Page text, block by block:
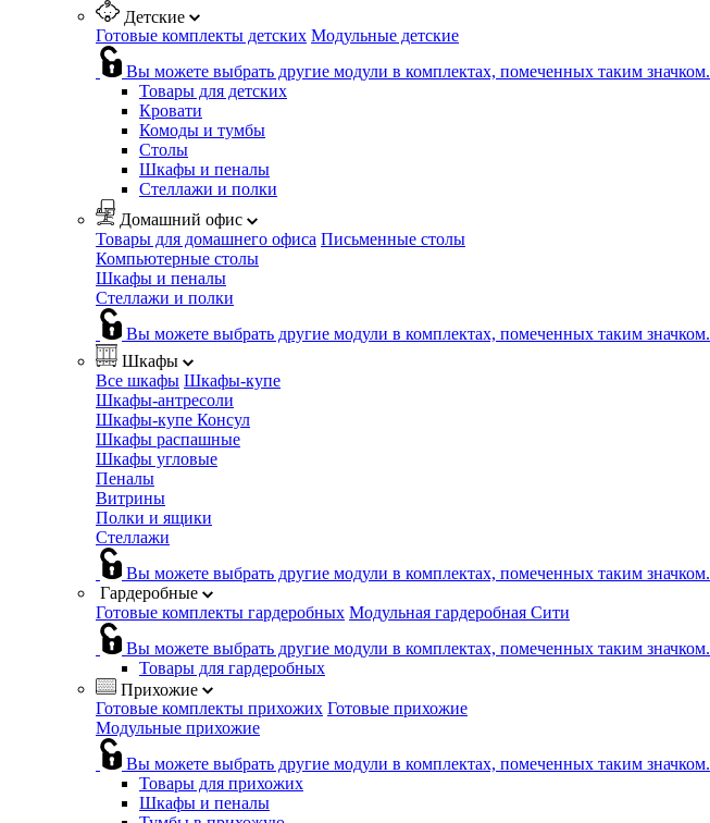
Детские
Готовые комплекты детских Модульные детские
Вы можете выбрать другие модули в комплектах, помеченных таким значком.
Товары для детских
Кровати
Комоды и тумбы
Столы
Шкафы и пеналы
Стеллажи и полки
Домашний офис
Товары для домашнего офиса Письменные столы
Компьютерные столы
Шкафы и пеналы
Стеллажи и полки
Вы можете выбрать другие модули в комплектах, помеченных таким значком.
Шкафы
Все шкафы Шкафы-купе
Шкафы-антресоли
Шкафы-купе Консул
Шкафы распашные
Шкафы угловые
Пеналы
Витрины
Полки и ящики
Стеллажи
Вы можете выбрать другие модули в комплектах, помеченных таким значком.
Гардеробные
Готовые комплекты гардеробных Модульная гардеробная Сити
Вы можете выбрать другие модули в комплектах, помеченных таким значком.
Товары для гардеробных
Прихожие
Готовые комплекты прихожих Готовые прихожие
Модульные прихожие
Вы можете выбрать другие модули в комплектах, помеченных таким значком.
Товары для прихожих
Шкафы и пеналы